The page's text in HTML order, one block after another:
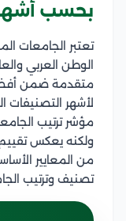
بحسب أشهر
تعتبر الجامعات
الوطن العربي
متقدمة ضمن
لأشهر التصنيفات
مؤشر ترتيب
ولكنه يعكس
من المعايير
تصنيف وترتيب